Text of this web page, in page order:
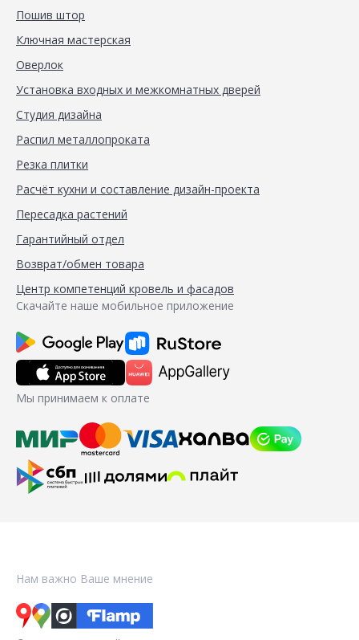
Пошив штор
Ключная мастерская
Оверлок
Установка входных и межкомнатных дверей
Студия дизайна
Распил металлопроката
Резка плитки
Расчёт кухни и составление дизайн-проекта
Пересадка растений
Гарантийный отдел
Возврат/обмен товара
Центр компетенций кровель и фасадов
Скачайте наше мобильное приложение
Мы принимаем к оплате
Нам важно Ваше мнение